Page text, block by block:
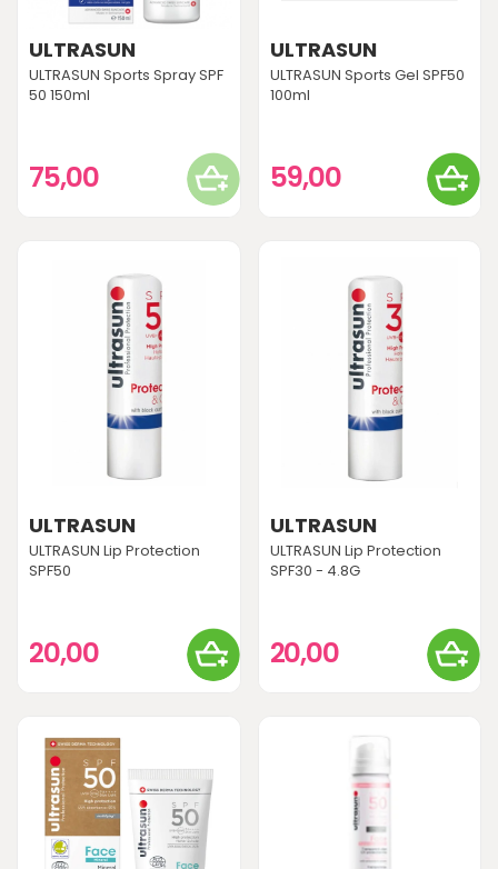
ULTRASUN
ULTRASUN Sports Spray SPF
50 150ml
75,00
ULTRASUN
ULTRASUN Sports Gel SPF50
100ml
59,00
ULTRASUN
ULTRASUN Lip Protection
SPF50
20,00
ULTRASUN
ULTRASUN Lip Protection
SPF30 - 4.8G
20,00